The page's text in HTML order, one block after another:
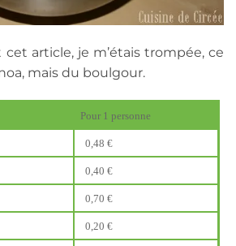
article, je m’étais trompée, ce
mais du boulgour.
Pour 1 personne
0,48 €
0,40 €
0,70 €
0,20 €